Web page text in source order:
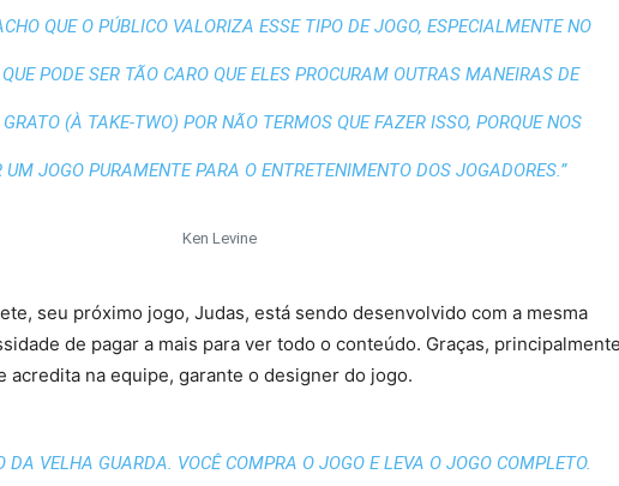
QUE O PÚBLICO VALORIZA ESSE TIPO DE JOGO, ESPECIALMENTE NO
PODE SER TÃO CARO QUE ELES PROCURAM OUTRAS MANEIRAS DE
(À TAKE-TWO) POR NÃO TERMOS QUE FAZER ISSO, PORQUE NOS
UM JOGO PURAMENTE PARA O ENTRETENIMENTO DOS JOGADORES.”
Ken Levine
seu próximo jogo, Judas, está sendo desenvolvido com a mesma
de pagar a mais para ver todo o conteúdo. Graças,
acredita na equipe, garante o designer do jogo.
DA VELHA GUARDA. VOCÊ COMPRA O JOGO E LEVA O JOGO COMPLETO.